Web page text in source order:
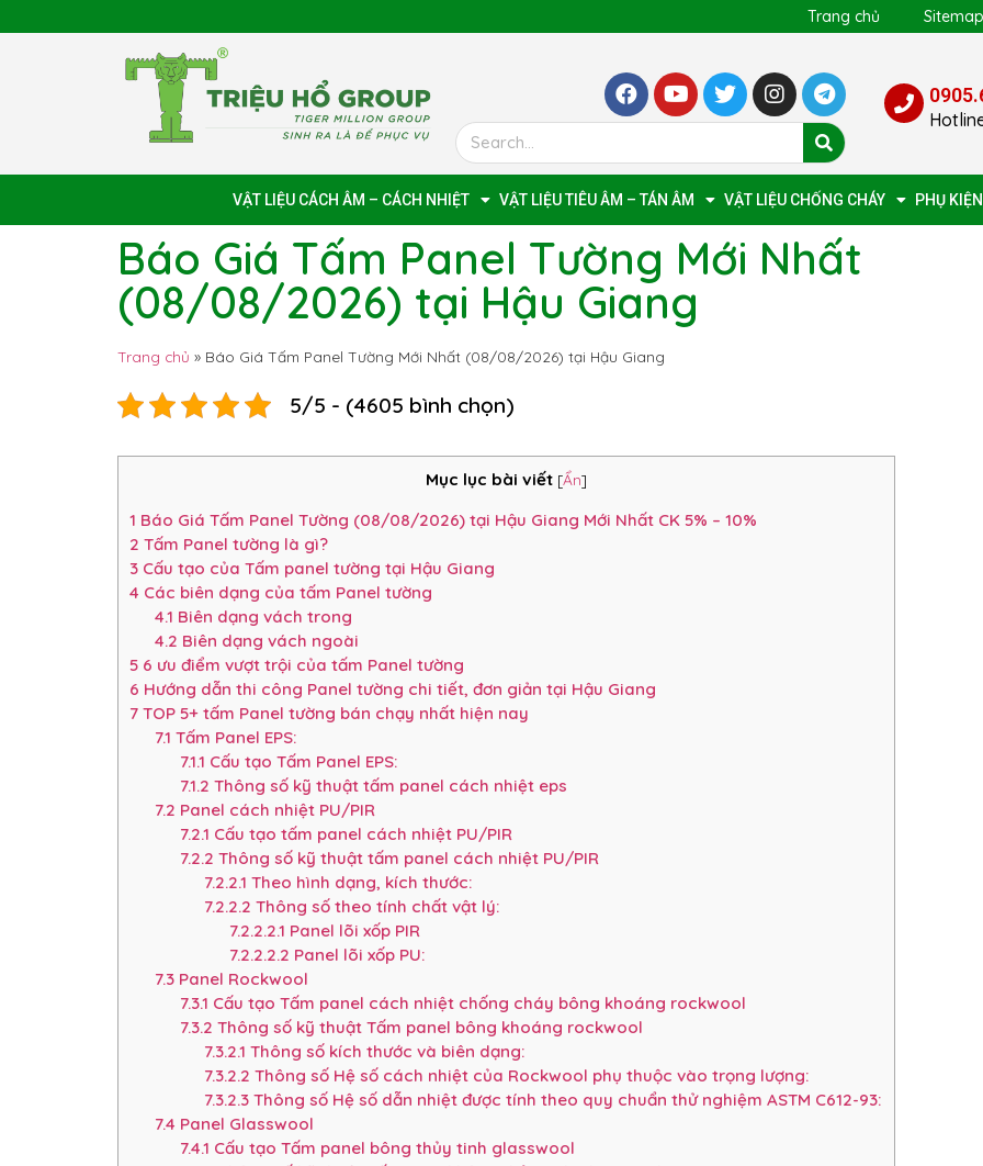
Trang chủ Sitemap
VẬT LIỆU CÁCH ÂM – CÁCH NHIỆT VẬT LIỆU TIÊU ÂM – TÁN ÂM VẬT LIỆU CHỐNG CHÁY PHỤ
Báo Giá Tấm Panel Tường Mới Nhất
(08/08/2026) tại Hậu Giang
Trang chủ » Báo Giá Tấm Panel Tường Mới Nhất (08/08/2026) tại Hậu Giang
5/5 - (4605 bình chọn)
Mục lục bài viết [Ẩn]
1 Báo Giá Tấm Panel Tường (08/08/2026) tại Hậu Giang Mới Nhất CK 5% – 10%
2 Tấm Panel tường là gì?
3 Cấu tạo của Tấm panel tường tại Hậu Giang
4 Các biên dạng của tấm Panel tường
4.1 Biên dạng vách trong
4.2 Biên dạng vách ngoài
5 6 ưu điểm vượt trội của tấm Panel tường
6 Hướng dẫn thi công Panel tường chi tiết, đơn giản tại Hậu Giang
7 TOP 5+ tấm Panel tường bán chạy nhất hiện nay
7.1 Tấm Panel EPS:
7.1.1 Cấu tạo Tấm Panel EPS:
7.1.2 Thông số kỹ thuật tấm panel cách nhiệt eps
7.2 Panel cách nhiệt PU/PIR
7.2.1 Cấu tạo tấm panel cách nhiệt PU/PIR
7.2.2 Thông số kỹ thuật tấm panel cách nhiệt PU/PIR
7.2.2.1 Theo hình dạng, kích thước:
7.2.2.2 Thông số theo tính chất vật lý:
7.2.2.2.1 Panel lõi xốp PIR
7.2.2.2.2 Panel lõi xốp PU:
7.3Panel Rockwool
7.3.1 Cấu tạo Tấm panel cách nhiệt chống cháy bông khoáng rockwool
7.3.2 Thông số kỹ thuật Tấm panel bông khoáng rockwool
7.3.2.1 Thông số kích thước và biên dạng:
7.3.2.2 Thông số Hệ số cách nhiệt của Rockwool phụ thuộc vào trọng lượng:
7.3.2.3 Thông số Hệ số dẫn nhiệt được tính theo quy chuẩn thử nghiệm ASTM C612-93:
7.4 Panel Glasswool
7.4.1 Cấu tạo Tấm panel bông thủy tinh glasswool